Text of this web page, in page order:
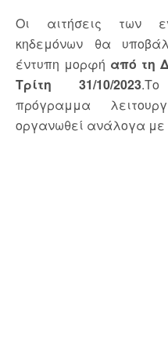
Οι αιτήσεις των
κηδεμόνων θα
έντυπη μορφή από τη
Τρίτη 31/10/2023
πρόγραμμα
οργανωθεί ανάλογα με